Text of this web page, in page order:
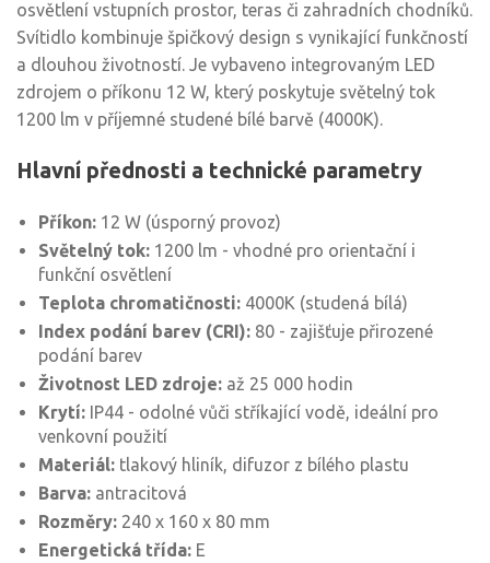
osvětlení vstupních prostor, teras či zahradních chodníků.
Svítidlo kombinuje špičkový design s vynikající funkčností
a dlouhou životností. Je vybaveno integrovaným LED
zdrojem o příkonu 12 W, který poskytuje světelný tok
1200 lm v příjemné studené bílé barvě (4000K).
Hlavní přednosti a technické parametry
Příkon: 12 W (úsporný provoz)
Světelný tok: 1200 lm - vhodné pro orientační i
funkční osvětlení
Teplota chromatičnosti: 4000K (studená bílá)
Index podání barev (CRI): 80 - zajišťuje přirozené
podání barev
Životnost LED zdroje: až 25 000 hodin
Krytí: IP44 - odolné vůči stříkající vodě, ideální pro
venkovní použití
Materiál: tlakový hliník, difuzor z bílého plastu
Barva: antracitová
Rozměry: 240 x 160 x 80 mm
Energetická třída: E